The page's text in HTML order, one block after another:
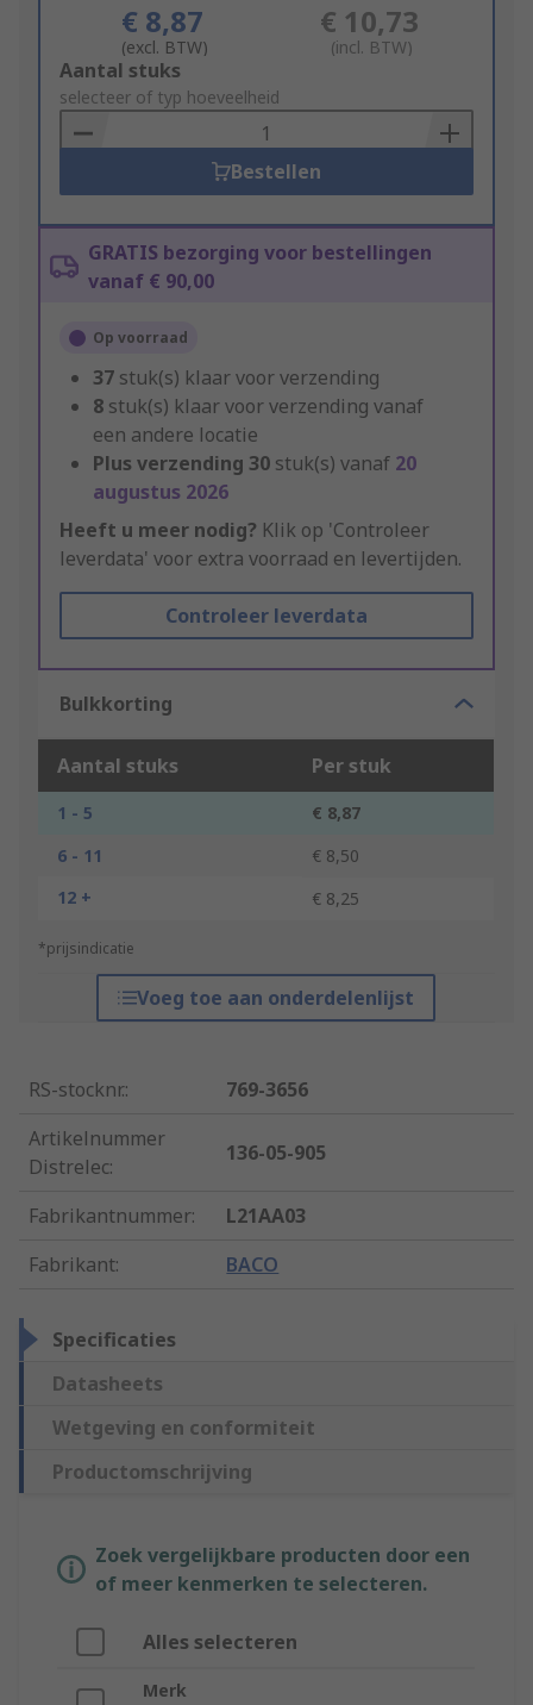
€ 8,87
(excl. BTW)
€ 10,73
(incl. BTW)
Add
to
Basket
Aantal stuks
selecteer of typ hoeveelheid
Bestellen
GRATIS bezorging voor bestellingen
vanaf € 90,00
Op voorraad
37 stuk(s) klaar voor verzending
8 stuk(s) klaar voor verzending vanaf
een andere locatie
Plus verzending 30 stuk(s) vanaf 20
augustus 2026
Heeft u meer nodig? Klik op 'Controleer
leverdata' voor extra voorraad en levertijden.
Controleer leverdata
Bulkkorting
Aantal stuks Per stuk
1 - 5
€ 8,87
6 - 11
€ 8,50
12 +
€ 8,25
*prijsindicatie
Voeg toe aan onderdelenlijst
RS-stocknr.:
769-3656
Artikelnummer
Distrelec:
136-05-905
Fabrikantnummer:
L21AA03
Fabrikant: BACO
Specificaties
Datasheets
Wetgeving en conformiteit
Productomschrijving
Zoek vergelijkbare producten door een
of meer kenmerken te selecteren.
Alles selecteren
Merk